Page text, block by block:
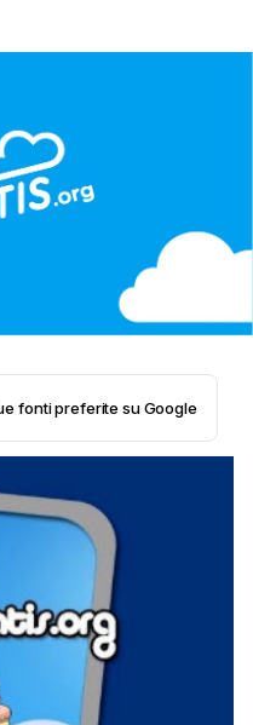
fonti preferite su Google